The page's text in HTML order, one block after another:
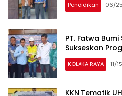
Pendidikan 06/
PT. Fatwa
Sukseskan
KOLAKA RAYA 11/
KKN Tematik